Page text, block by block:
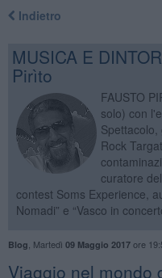
Indietro
MUSICA E
Pirìto
FAUSTO
solo) con
Rock
curatore
contest Soms Experience,
Nomadi” e “Vasco in
Blog Martedì 09 Maggio 2017ore
Viaggio nel mondo